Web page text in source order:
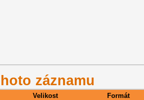
záznamu
Velikost
Formát